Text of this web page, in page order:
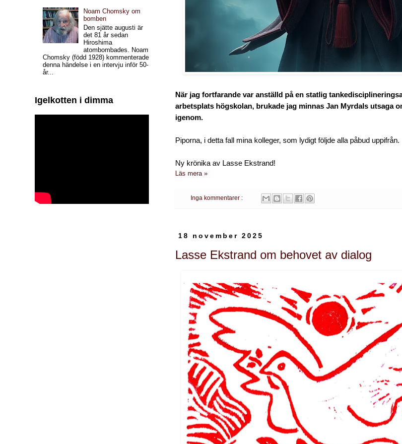
När jag fortfarande var anställd på en statlig
arbetsplats högskolan, brukade jag minnas Jan Myrdals utsaga
igenom.
Piporna, i detta fall mina kolleger, som lydigt följde alla påbud uppifrån.
Ny krönika av Lasse Ekstrand!
Läs mera »
Inga kommentarer :
18 november 2025
Lasse Ekstrand om behovet av dialog
Noam Chomsky om
bomben
Den sjätte augusti är
det 81 år sedan
Hiroshima
atombombades. Noam
Chomsky (född 1928) kommenterade
denna händelse i en intervju inför 50-
år...
Igelkotten i dimma